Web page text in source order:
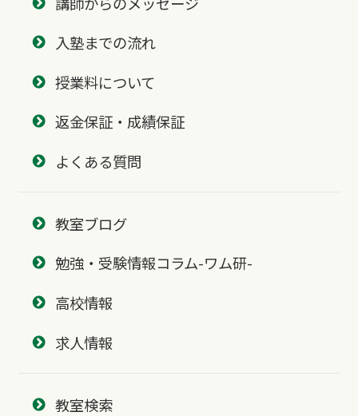
入塾までの流れ
授業料について
返金保証・成績保証
よくある質問
教室ブログ
勉強・受験情報コラム-ワム研-
高校情報
求人情報
教室検索